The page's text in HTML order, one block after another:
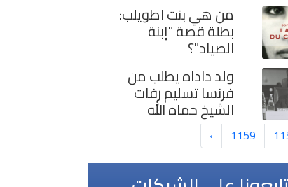
1159
›
من هي بنت اطويلب:
بطلة قصة "إبنة
الصياد"؟
ولد داداه يطلب من
فرنسا تسليم رفات
الشيخ حماه الله